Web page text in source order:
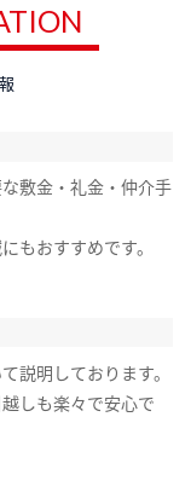
敷金・礼金・仲介手
もおすすめです。
説明しております。
しも楽々で安心で